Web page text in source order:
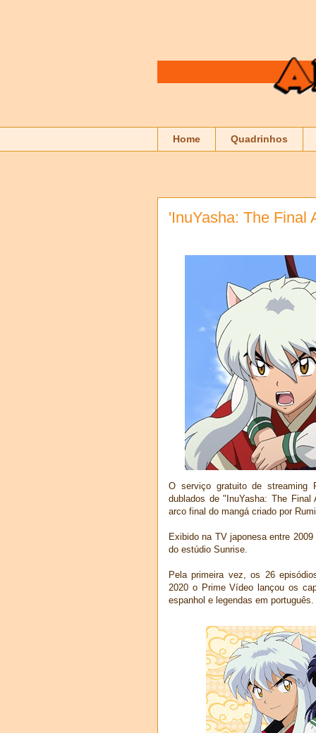
Home Quadrinhos
'InuYasha: The Final
O serviço gratuito de streaming
dublados de "InuYasha: The
arco final do mangá criado por
Exibido na TV japonesa entre
do estúdio Sunrise.
Pela primeira vez, os 26
2020 o Prime Vídeo lançou os
espanhol e legendas em português.